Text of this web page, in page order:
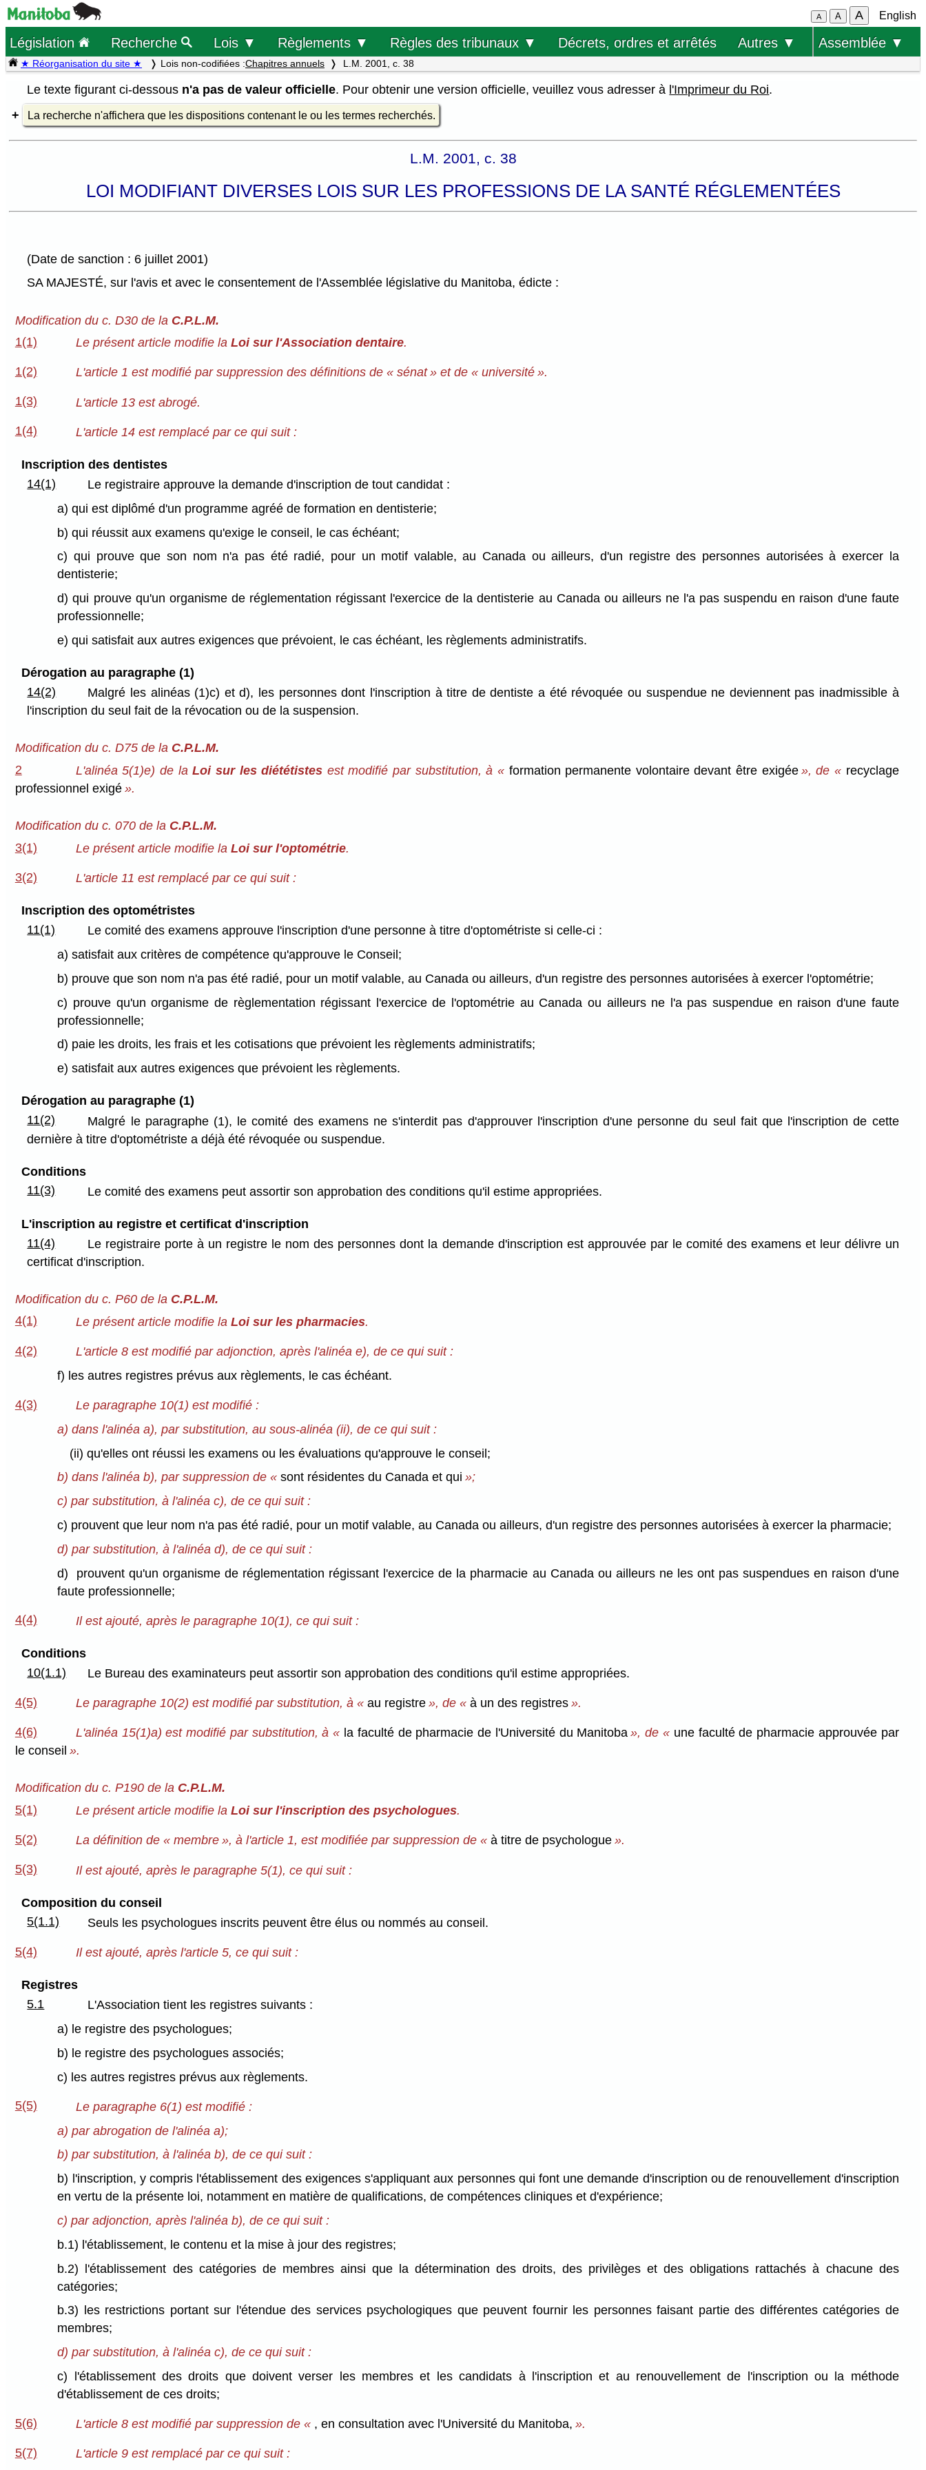
A A A English
Législation Recherche Lois ▼ Règlements ▼ Règles des tribunaux ▼ Décrets, ordres et arrêtés Autres ▼ Assemblée ▼
★ Réorganisation du site ★ Lois non-codifiées :Chapitres annuels L.M. 2001, c. 38
Le texte figurant ci-dessous n'a pas de valeur officielle. Pour obtenir une version officielle, veuillez vous adresser à l'Imprimeur du Roi.
La recherche n'affichera que les dispositions contenant le ou les termes recherchés.
L.M. 2001, c. 38
LOI MODIFIANT DIVERSES LOIS SUR LES PROFESSIONS DE LA SANTÉ RÉGLEMENTÉES
(Date de sanction : 6 juillet 2001)
SA MAJESTÉ, sur l'avis et avec le consentement de l'Assemblée législative du Manitoba, édicte :
Modification du c. D30 de la C.P.L.M.
1(1)
Le présent article modifie la Loi sur l'Association dentaire.
1(2) L'article 1 est modifié par suppression des définitions de « sénat » et de « université ».
1(3) L'article 13 est abrogé.
1(4) L'article 14 est remplacé par ce qui suit :
Inscription des dentistes
14(1)
Le registraire approuve la demande d'inscription de tout candidat :
a) qui est diplômé d'un programme agréé de formation en dentisterie;
b) qui réussit aux examens qu'exige le conseil, le cas échéant;
c) qui prouve que son nom n'a pas été radié, pour un motif valable, au Canada ou ailleurs, d'un registre des personnes autorisées à exercer la
dentisterie;
d) qui prouve qu'un organisme de réglementation régissant l'exercice de la dentisterie au Canada ou ailleurs ne l'a pas suspendu en raison d'une faute
professionnelle;
e) qui satisfait aux autres exigences que prévoient, le cas échéant, les règlements administratifs.
Dérogation au paragraphe (1)
14(2)
Malgré les alinéas (1)c) et d), les personnes dont l'inscription à titre de dentiste a été révoquée ou suspendue ne deviennent pas inadmissible à
l'inscription du seul fait de la révocation ou de la suspension.
Modification du c. D75 de la C.P.L.M.
2
L'alinéa 5(1)e) de laLoi sur les diététistes est modifié par substitution, à « formation permanente volontaire devant être exigée», de « recyclage
professionnel exigé».
Modification du c. 070 de la C.P.L.M.
3(1)
Le présent article modifie la Loi sur l'optométrie.
3(2) L'article 11 est remplacé par ce qui suit :
Inscription des optométristes
11(1)
Le comité des examens approuve l'inscription d'une personne à titre d'optométriste si celle-ci :
a) satisfait aux critères de compétence qu'approuve le Conseil;
b) prouve que son nom n'a pas été radié, pour un motif valable, au Canada ou ailleurs, d'un registre des personnes autorisées à exercer l'optométrie;
c) prouve qu'un organisme de règlementation régissant l'exercice de l'optométrie au Canada ou ailleurs ne l'a pas suspendue en raison d'une faute
professionnelle;
d) paie les droits, les frais et les cotisations que prévoient les règlements administratifs;
e) satisfait aux autres exigences que prévoient les règlements.
Dérogation au paragraphe (1)
11(2)
Malgré le paragraphe (1), le comité des examens ne s'interdit pas d'approuver l'inscription d'une personne du seul fait que l'inscription de cette
dernière à titre d'optométriste a déjà été révoquée ou suspendue.
Conditions
11(3)
Le comité des examens peut assortir son approbation des conditions qu'il estime appropriées.
L'inscription au registre et certificat d'inscription
11(4)
Le registraire porte à un registre le nom des personnes dont la demande d'inscription est approuvée par le comité des examens et leur délivre un
certificat d'inscription.
Modification du c. P60 de la C.P.L.M.
4(1)
Le présent article modifie la Loi sur les pharmacies.
4(2)
L'article 8 est modifié par adjonction, après l'alinéa e), de ce qui suit :
f) les autres registres prévus aux règlements, le cas échéant.
4(3)
Le paragraphe 10(1) est modifié :
a) dans l'alinéa a), par substitution, au sous-alinéa (ii), de ce qui suit :
(ii) qu'elles ont réussi les examens ou les évaluations qu'approuve le conseil;
b) dans l'alinéa b), par suppression de «sont résidentes du Canada et qui »;
c) par substitution, à l'alinéa c), de ce qui suit :
c) prouvent que leur nom n'a pas été radié, pour un motif valable, au Canada ou ailleurs, d'un registre des personnes autorisées à exercer la pharmacie;
d) par substitution, à l'alinéa d), de ce qui suit :
d) prouvent qu'un organisme de réglementation régissant l'exercice de la pharmacie au Canada ou ailleurs ne les ont pas suspendues en raison d'une
faute professionnelle;
4(4) Il est ajouté, après le paragraphe 10(1), ce qui suit :
Conditions
10(1.1)
Le Bureau des examinateurs peut assortir son approbation des conditions qu'il estime appropriées.
4(5) Le paragraphe 10(2) est modifié par substitution, à « au registre», de « à un des registres».
4(6) L'alinéa 15(1)a) est modifié par substitution, à « la faculté de pharmacie de l'Université du Manitoba », de « une faculté de pharmacie approuvée par
le conseil ».
Modification du c. P190 de la C.P.L.M.
5(1)
Le présent article modifie la Loi sur l'inscription des psychologues.
5(2) La définition de « membre », à l'article 1, est modifiée par suppression de « à titre de psychologue».
5(3) Il est ajouté, après le paragraphe 5(1), ce qui suit :
Composition du conseil
5(1.1)
Seuls les psychologues inscrits peuvent être élus ou nommés au conseil.
5(4) Il est ajouté, après l'article 5, ce qui suit :
Registres
5.1
L'Association tient les registres suivants :
a) le registre des psychologues;
b) le registre des psychologues associés;
c) les autres registres prévus aux règlements.
5(5)
Le paragraphe 6(1) est modifié :
a) par abrogation de l'alinéa a);
b) par substitution, à l'alinéa b), de ce qui suit :
b) l'inscription, y compris l'établissement des exigences s'appliquant aux personnes qui font une demande d'inscription ou de renouvellement d'inscription
en vertu de la présente loi, notamment en matière de qualifications, de compétences cliniques et d'expérience;
c) par adjonction, après l'alinéa b), de ce qui suit :
b.1) l'établissement, le contenu et la mise à jour des registres;
b.2) l'établissement des catégories de membres ainsi que la détermination des droits, des privilèges et des obligations rattachés à chacune des
catégories;
b.3) les restrictions portant sur l'étendue des services psychologiques que peuvent fournir les personnes faisant partie des différentes catégories de
membres;
d) par substitution, à l'alinéa c), de ce qui suit :
c) l'établissement des droits que doivent verser les membres et les candidats à l'inscription et au renouvellement de l'inscription ou la méthode
d'établissement de ces droits;
5(6) L'article 8 est modifié par suppression de « , en consultation avec l'Université du Manitoba, ».
5(7) L'article 9 est remplacé par ce qui suit :